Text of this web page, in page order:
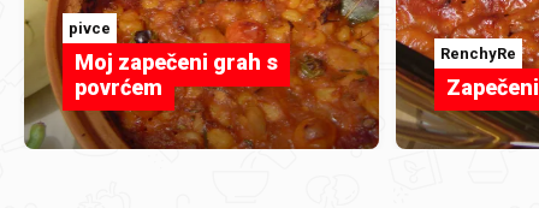
pivce
Moj zapečeni grah s
povrćem
RenchyRe